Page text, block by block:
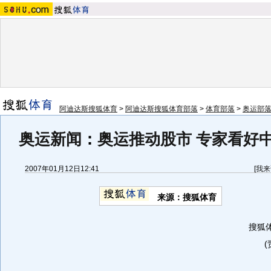
阿迪达斯搜狐体育 > 阿迪达斯搜狐体育部落 > 体育部落 > 奥运部落
奥运新闻 ： 奥运推动股市 专家看好
2007年01月12日12:41 [我
来源：搜狐体育
搜狐
(